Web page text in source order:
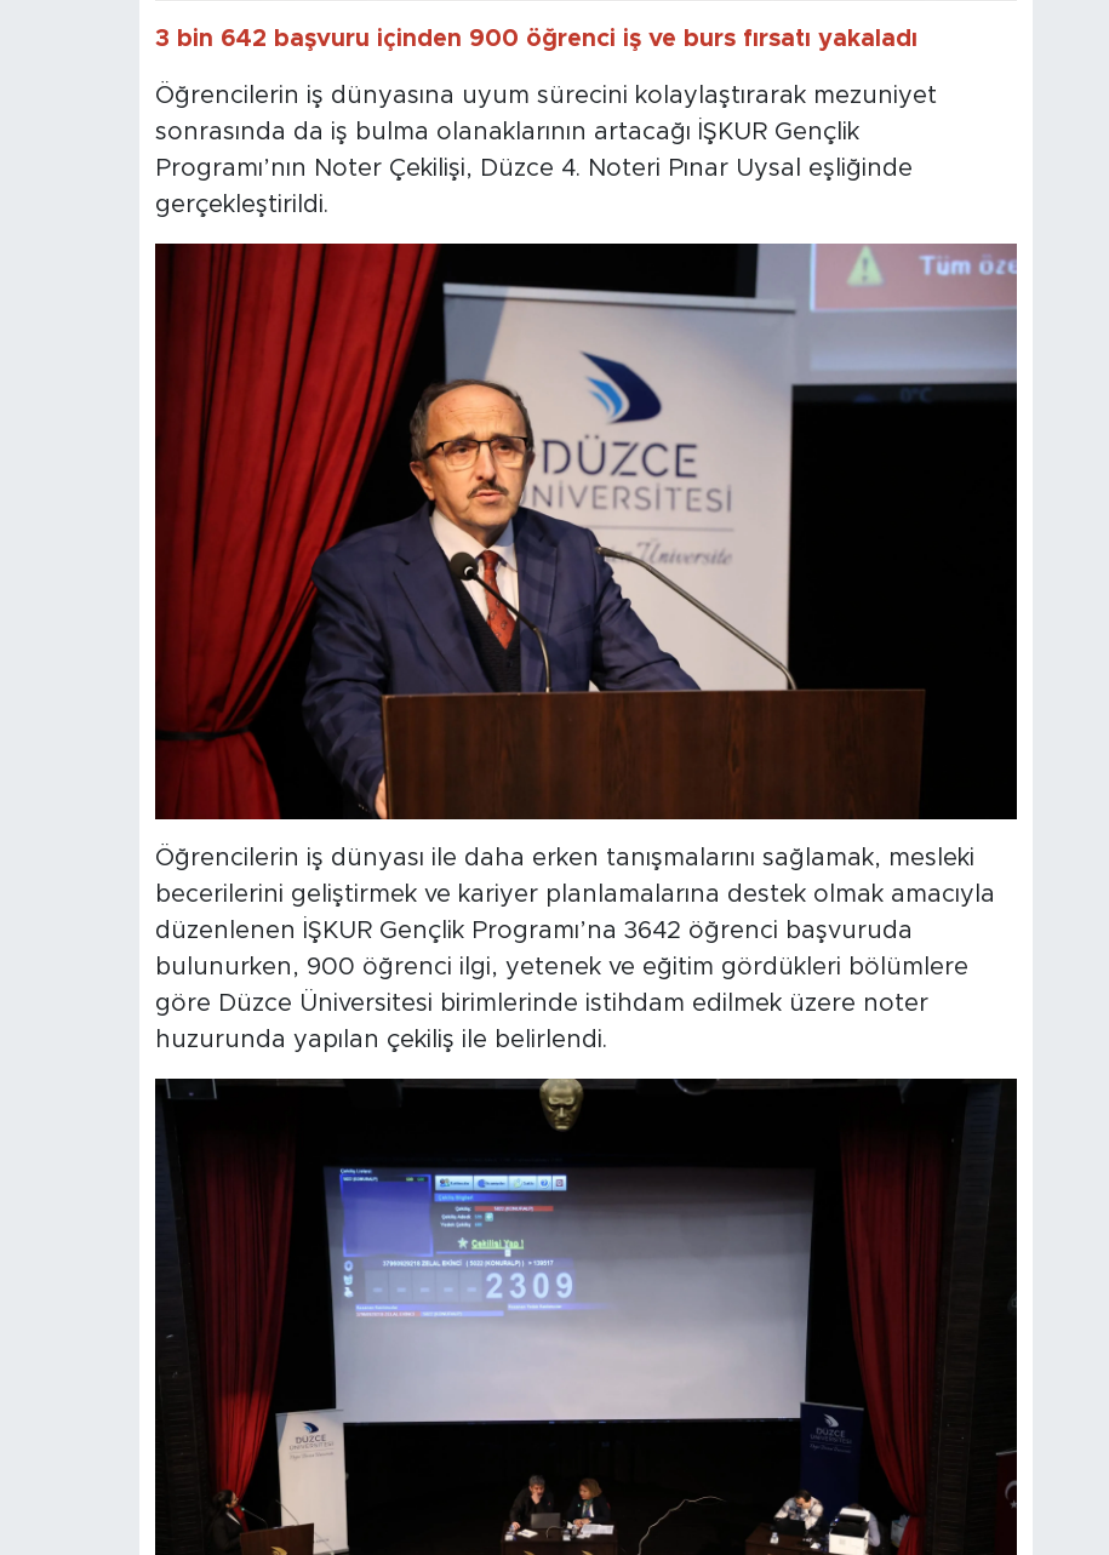
3 bin 642 başvuru içinden 900 öğrenci iş ve burs fırsatı yakaladı
Öğrencilerin iş dünyasına uyum sürecini kolaylaştırarak mezuniyet
sonrasında da iş bulma olanaklarının artacağı İŞKUR Gençlik
Programı’nın Noter Çekilişi, Düzce 4. Noteri Pınar Uysal eşliğinde
gerçekleştirildi.
Öğrencilerin iş dünyası ile daha erken tanışmalarını sağlamak, mesleki
becerilerini geliştirmek ve kariyer planlamalarına destek olmak amacıyla
düzenlenen İŞKUR Gençlik Programı’na 3642 öğrenci başvuruda
bulunurken, 900 öğrenci ilgi, yetenek ve eğitim gördükleri bölümlere
göre Düzce Üniversitesi birimlerinde istihdam edilmek üzere noter
huzurunda yapılan çekiliş ile belirlendi.